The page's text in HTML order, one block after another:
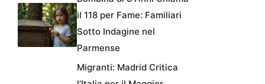
il 118 per Fame: Familiari
Sotto Indagine nel
Parmense
Migranti: Madrid Critica